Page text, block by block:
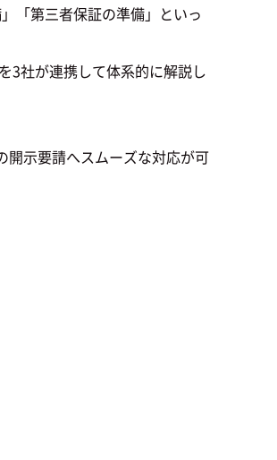
「第三者保証の準備」といっ
3社が連携して体系的に解説し
開示要請へスムーズな対応が可